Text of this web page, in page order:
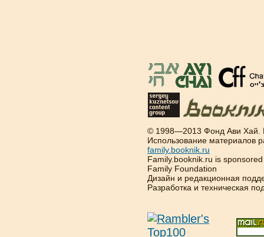
© 1998—2013 Фонд Ави Хай.
Использование материалов
family.booknik.ru
Family.booknik.ru is
Family Foundation
Дизайн и редакционная
Разработка и техническая